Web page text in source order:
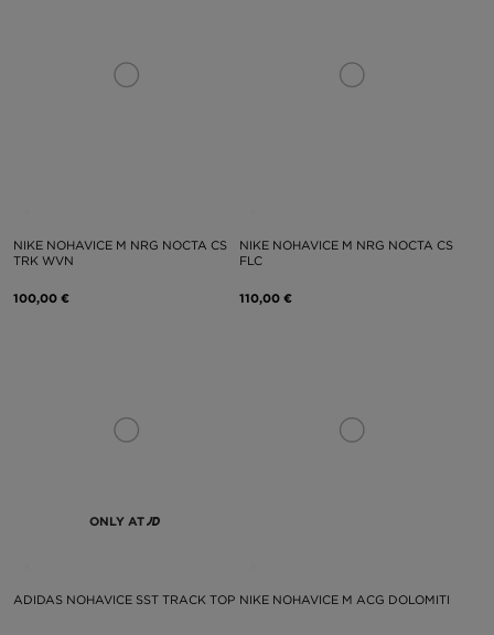
NIKE NOHAVICE M NRG NOCTA CS
TRK WVN
100,00 €
NIKE NOHAVICE M NRG NOCTA CS
FLC
110,00 €
ONLY AT
ADIDAS NOHAVICE SST TRACK TOP NIKE NOHAVICE M ACG DOLOMITI